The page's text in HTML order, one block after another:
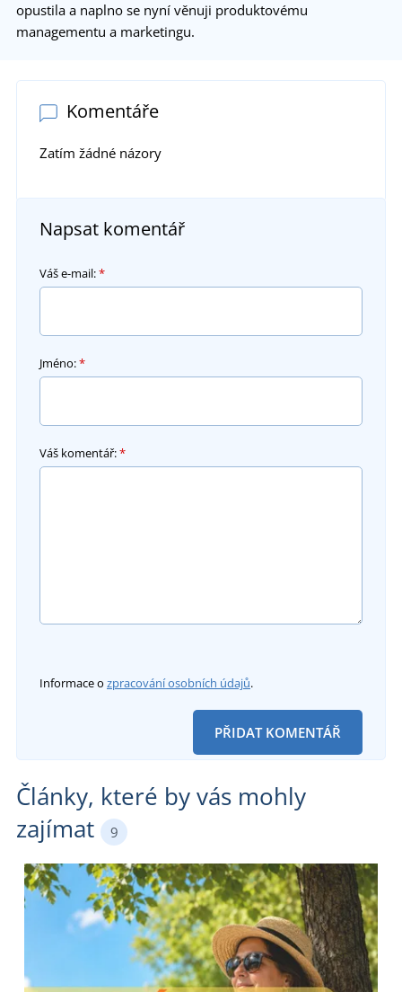
opustila a naplno se nyní věnuji produktovému
managementu a marketingu.
Komentáře
Zatím žádné názory
Napsat komentář
Váš e-mail:*
Jméno:*
Váš komentář:*
Informace o zpracování osobních údajů.
PŘIDAT KOMENTÁŘ
Články, které by vás mohly
zajímat
9